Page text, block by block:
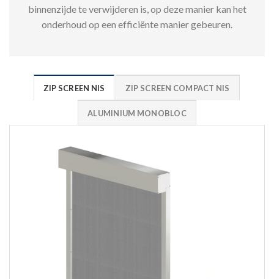
binnenzijde te verwijderen is, op deze manier kan het
onderhoud op een efficiënte manier gebeuren.
ZIP SCREEN NIS ZIP SCREEN COMPACT NIS
ALUMINIUM MONOBLOC